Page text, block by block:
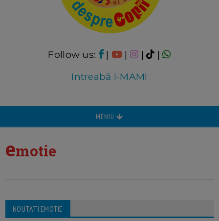
Follow us: | | |
|
Intreabă I-MAMI
MENIU
emotie
NOUTATI EMOTIE